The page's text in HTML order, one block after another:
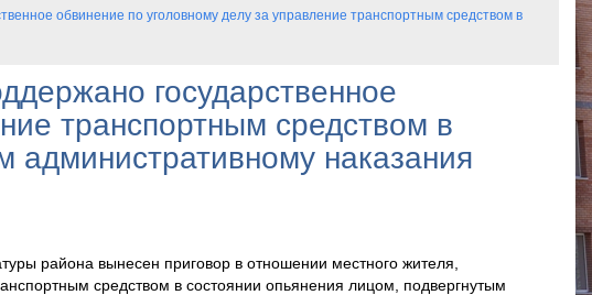
обвинение по уголовному делу за управление транспортным средством в
государственное
транспортным средством в
административному наказания
района вынесен приговор в отношении местного жителя,
средством в состоянии опьянения лицом, подвергнутым